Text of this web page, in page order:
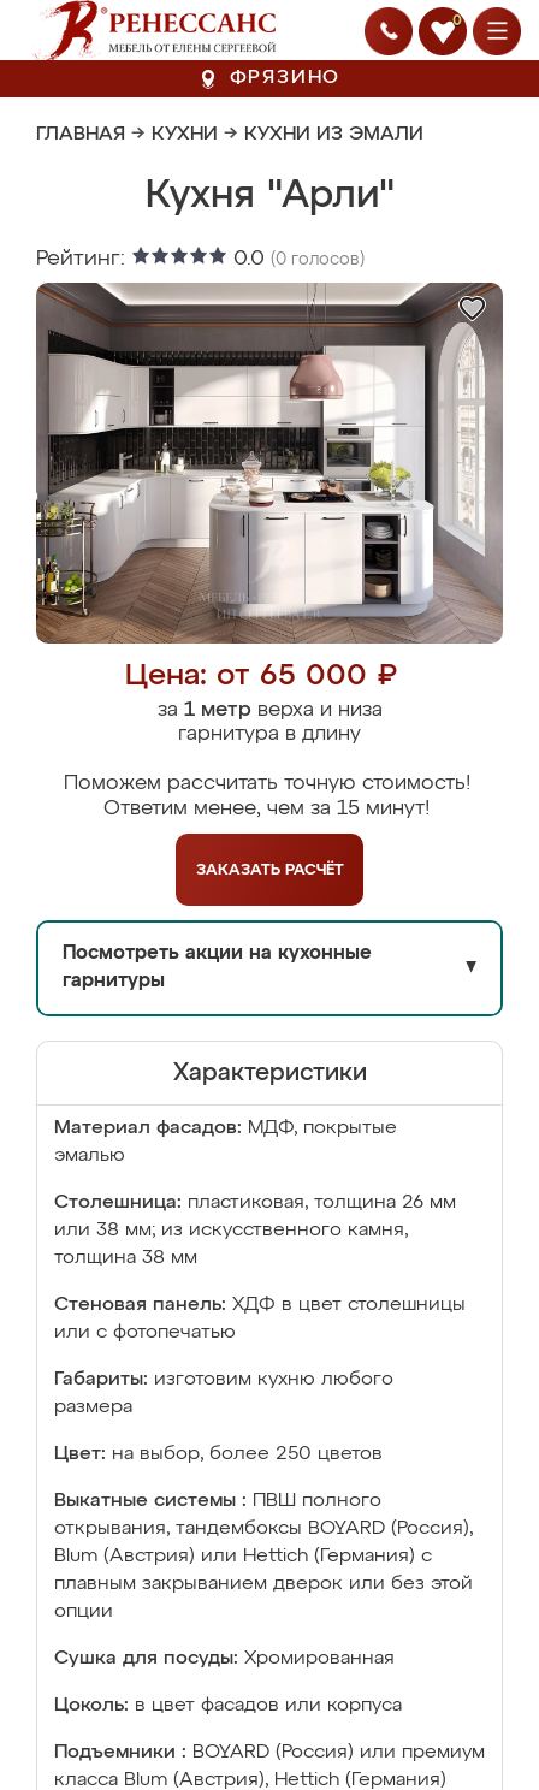
0
ФРЯЗИНО
ГЛАВНАЯ → КУХНИ → КУХНИ ИЗ ЭМАЛИ
Кухня "Арли"
Рейтинг: 0.0 (0 голосов)
Цена: от 65 000 ₽
за 1 метрверха и низа
гарнитура в длину
Поможем рассчитать точную стоимость!
Ответим менее, чем за 15 минут!
ЗАКАЗАТЬ РАСЧЁТ
Посмотреть акции на кухонные
гарнитуры
▼
Характеристики
Материал фасадов: МДФ, покрытые
эмалью
Столешница: пластиковая, толщина 26 мм
или 38 мм; из искусственного камня,
толщина 38 мм
Стеновая панель: ХДФ в цвет столешницы
или с фотопечатью
Габариты: изготовим кухню любого
размера
Цвет: на выбор, более 250 цветов
Выкатные системы :
ПВШ полного
открывания, тандембоксы BOYARD (Россия),
Blum (Австрия) или Hettich (Германия) с
плавным закрыванием дверок или без этой
опции
Сушка для посуды: Хромированная
Цоколь: в цвет фасадов или корпуса
Подъемники : BOYARD (Россия) или премиум
класса Blum (Австрия), Hettich (Германия)